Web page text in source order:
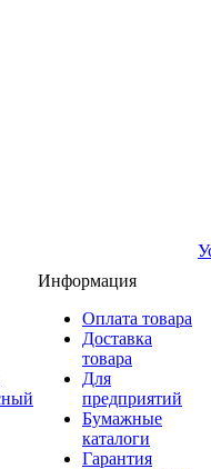
Информация
Оплата товара
Доставка
товара
Для
предприятий
Бумажные
каталоги
Гарантия